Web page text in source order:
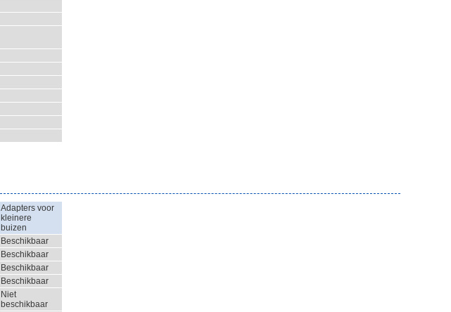
Adapters voor
kleinere
buizen
Beschikbaar
Beschikbaar
Beschikbaar
Beschikbaar
Niet
beschikbaar